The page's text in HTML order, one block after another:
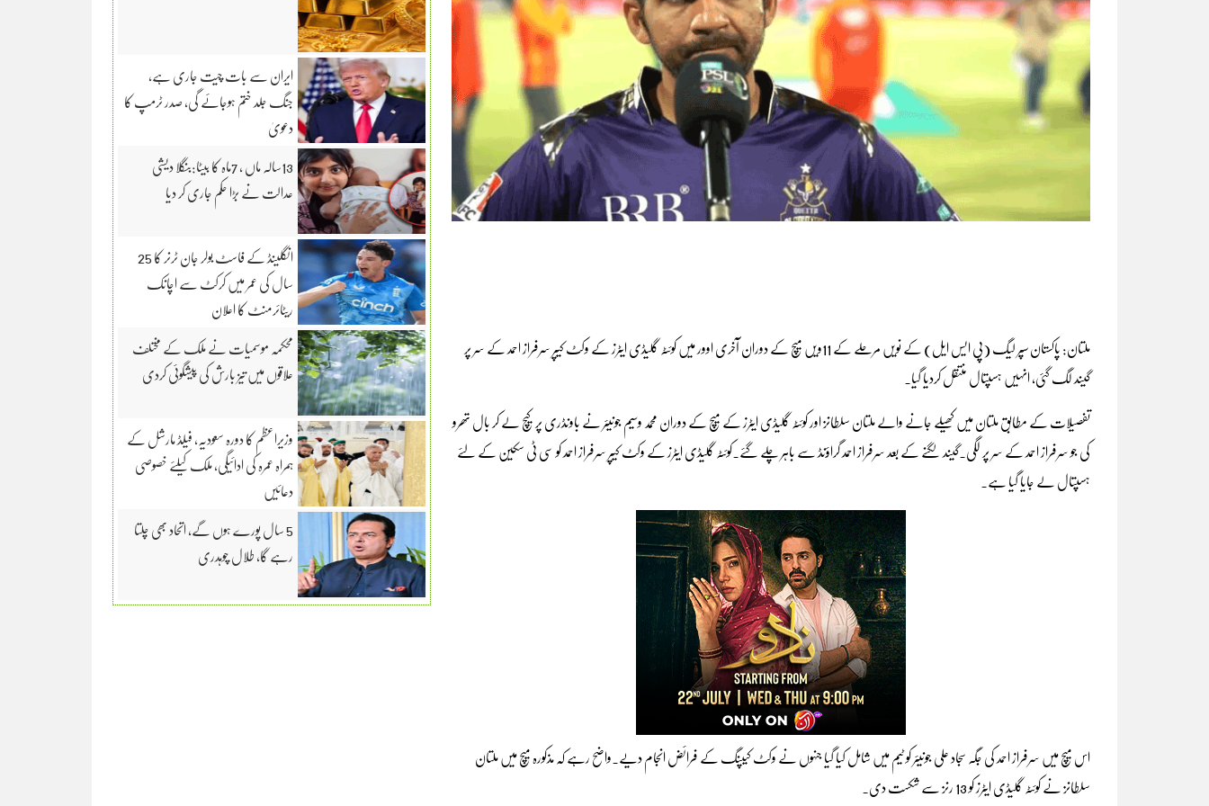
ملتان: پاکستان سپر لیگ (پی ایس ایل) کے نویں مرحلے کے 11ویں میچ کے دوران آخری اوور میں کوئٹہ گلیڈی ایٹرز کے وکٹ کیپر سرفراز احمد کے سر پر
گیند لگ گئی، انہیں ہسپتال منتقل کردیا گیا۔
تفصیلات کے مطابق ملتان میں کھیلے جانے والے ملتان سلطانز اور کوئٹہ گلیڈی ایٹرز کے میچ کے دوران محمد وسیم جونیئر نے باونڈری پر کیچ لے کر بال تھرو
کی جو سرفراز احمد کے سر پر لگی۔گیند لگنے کے بعد سرفراز احمد گراؤنڈ سے باہر چلے گئے۔کوئٹہ گلیڈی ایٹرز کے وکٹ کیپر سرفراز احمد کو سی ٹی سکین کے لئے
ہسپتال لے جایا گیا ہے۔
اس میچ میں سرفراز احمد کی جگہ سجاد علی جونیئر کو ٹیم میں شامل کیا گیا جنہوں نے وکٹ کیپنگ کے فرائض انجام دیے۔واضح رہے کہ مذکورہ میچ میں ملتان
سلطانز نے کوئٹہ گلیڈی ایٹرز کو 13 رنز سے شکست دی۔
ایران سے بات چیت جاری ہے،
جنگ جلد ختم ہوجائے گی، صدر ٹرمپ کا
دعویٰ
13سالہ ماں ، 7ماہ کا بیٹا:بنگلا دیشی
عدالت نے بڑا حکم جاری کر دیا
انگلینڈ کے فاسٹ بولر جان ٹرنر کا 25
سال کی عمر میں کرکٹ سے اچانک
ریٹائرمنٹ کا اعلان
محکمہ موسمیات نے ملک کے مختلف
علاقوں میں تیز بارش کی پیشگوئی کردی
وزیراعظم کا دورہ سعودیہ، فیلڈ مارشل کے
ہمراہ عمرہ کی ادائیگی، ملک کیلئے خصوصی
دعائیں
5 سال پورے ہوں گے، اتحاد بھی چلتا
رہے گا، طلال چوہدری